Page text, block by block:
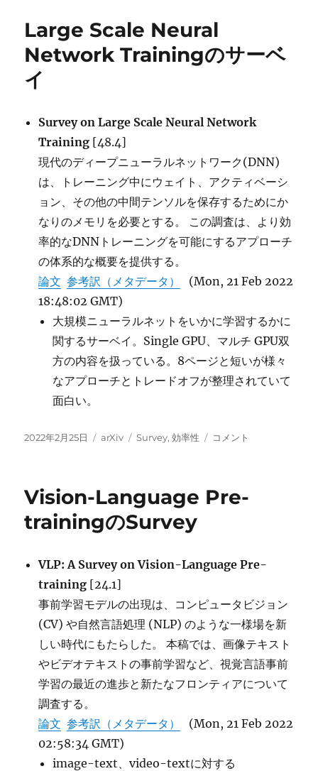
Search
Editing ):
画
検
索・
編
デ
ー
タ
ッ
ト
に
Large Scale Neural
Network Trainingのサーベ
イ
Survey on Large Scale Neural Network
Training [48.4]
現代のディープニューラルネットワーク(DNN)
は、トレーニング中にウェイト、アクティベーシ
ョン、その他の中間テンソルを保存するためにか
なりのメモリを必要とする。 この調査は、より効
率的なDNNトレーニングを可能にするアプローチ
の体系的な概要を提供する。
論文 参考訳（メタデータ）
(Mon, 21 Feb 2022
18:48:02 GMT)
大規模ニューラルネットをいかに学習するかに
関するサーベイ。Single GPU、マルチ GPU双
方の内容を扱っている。8ページと短いが様々
なアプローチとトレードオフが整理されていて
面白い。
投
2022年2月25日
カ
ー
arXiv
タ
Survey,効率性
Large
Training
イ
コメント
Vision-Language Pre-
trainingのSurvey
VLP: A Survey on Vision-Language Pre-
training [24.1]
事前学習モデルの出現は、コンピュータビジョン
(CV) や自然言語処理 (NLP) のような一様場を新
しい時代にもたらした。 本稿では、画像テキスト
やビデオテキストの事前学習など、視覚言語事前
学習の最近の進歩と新たなフロンティアについて
調査する。
論文 参考訳（メタデータ）
(Mon, 21 Feb 2022
02:58:34 GMT)
image-text、video-textに対する